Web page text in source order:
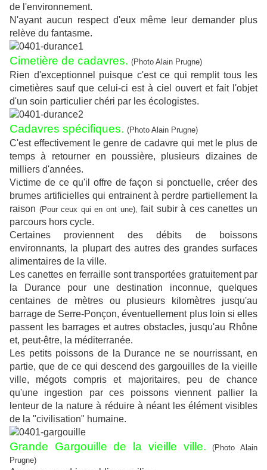
de l'environnement.
N'ayant aucun respect d'eux même leur demander plus
relève du fantasme.
Cimetière de cadavres. (Photo Alain Prugne)
Rien d'exceptionnel puisque c'est ce qui remplit tous les
cimetières sauf que celui-ci est à ciel ouvert et fait l'objet
d'un soin particulier chéri par les écologistes.
Cadavres spécifiques. (Photo Alain Prugne)
C'est effectivement le genre de cadavre qui met le plus de
temps à retourner en poussière, plusieurs dizaines de
milliers d'années.
Victime de ce qu'il offre de façon si ponctuelle, créer des
brumes artificielles qui entrainent à perdre partiellement la
raison (Pour ceux qui en ont une), fait subir à ces canettes un
parcours hors cycle.
Certaines proviennent des débits de boissons
environnants, la plupart des autres des grandes surfaces
alimentaires de la ville.
Les canettes en ferraille sont transportées gratuitement par
la Durance pour une destination inconnue, quelques
centaines de mètres ou plusieurs kilomètres jusqu'au
barrage de Serre-Ponçon, éventuellement plus loin si elles
passent les barrages et autres obstacles, jusqu'au Rhône
et, peut-être, la méditerranée.
Les petits poissons de la Durance ne se nourrissant, en
partie, que de ce qui descend des gargouilles de la vieille
ville, mégots compris et majoritaires, peu de chance
qu'une ingestion par ces poissons viennent pallier la
lenteur de la nature à réduire à néant les élément visibles
de la "civilisation" humaine.
Grande Gargouille de la vieille ville.(Photo Alain
Prugne)